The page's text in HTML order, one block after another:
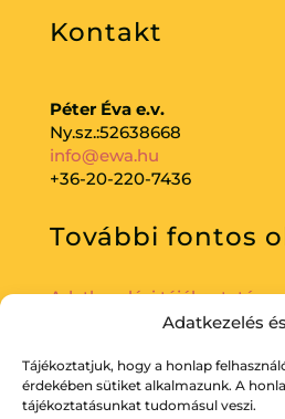
Adatkezelés
Tájékoztatjuk, hogy a honlap
érdekében sütiket alkalmazunk. A
tájékoztatásunkat tudomásul veszi.
Kontakt
Péter Éva e.v.
Ny.sz.:52638668
info@ewa.hu
+36-20-220-7436
További fontos
Adatkezelési tájékoztató